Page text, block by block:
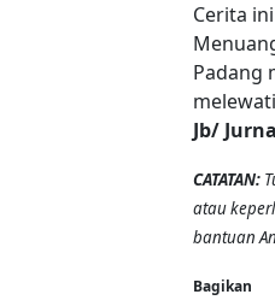
Cerita
Padang
Jb/
CATATAN:
atau
bantuan
Bagikan